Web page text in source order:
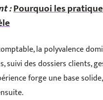
:Pourquoi les
la polyvalence
suivi des dossiers clients,
forge une base